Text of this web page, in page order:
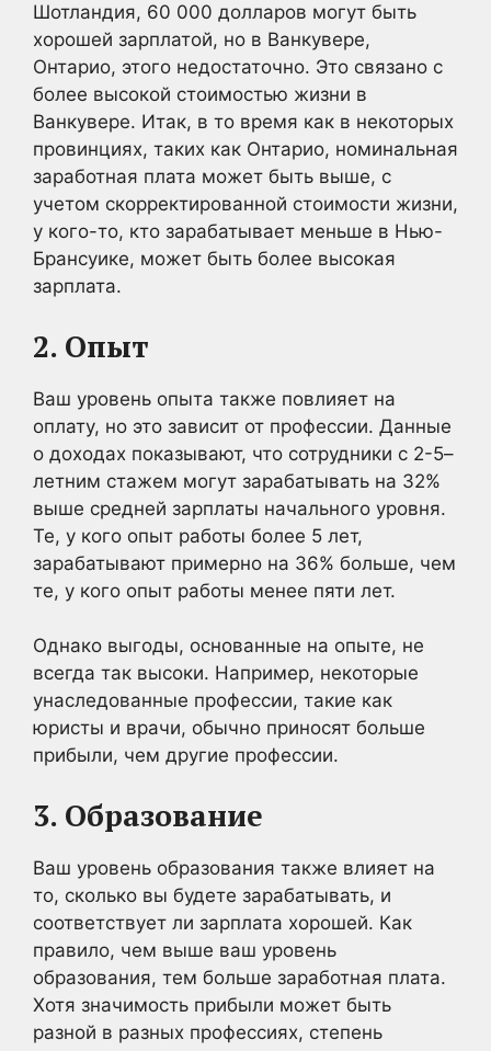
Шотландия, 60 000 долларов могут быть
хорошей зарплатой, но в Ванкувере,
Онтарио, этого недостаточно. Это связано с
более высокой стоимостью жизни в
Ванкувере. Итак, в то время как в некоторых
провинциях, таких как Онтарио, номинальная
заработная плата может быть выше, с
учетом скорректированной стоимости жизни,
у кого-то, кто зарабатывает меньше в Нью-
Брансуике, может быть более высокая
зарплата.
2. Опыт
Ваш уровень опыта также повлияет на
оплату, но это зависит от профессии. Данные
о доходах показывают, что сотрудники с 2-5–
летним стажем могут зарабатывать на 32%
выше средней зарплаты начального уровня.
Те, у кого опыт работы более 5 лет,
зарабатывают примерно на 36% больше, чем
те, у кого опыт работы менее пяти лет.
Однако выгоды, основанные на опыте, не
всегда так высоки. Например, некоторые
унаследованные профессии, такие как
юристы и врачи, обычно приносят больше
прибыли, чем другие профессии.
3. Образование
Ваш уровень образования также влияет на
то, сколько вы будете зарабатывать, и
соответствует ли зарплата хорошей. Как
правило, чем выше ваш уровень
образования, тем больше заработная плата.
Хотя значимость прибыли может быть
разной в разных профессиях, степень